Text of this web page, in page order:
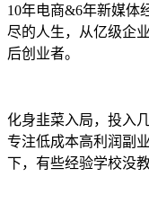
10年电商&6年新媒体
尽的人生，从亿级企
后创业者。
化身韭菜入局，投入
专注低成本高利润副
下，有些经验学校没